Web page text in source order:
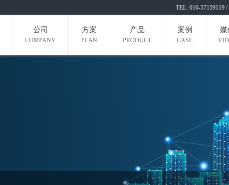
TEL: 010-57159119
公司
COMPANY
方案
PLAN
产品
PRODUCT
案例
CASE
媒